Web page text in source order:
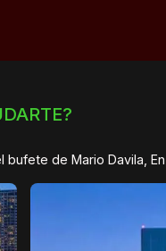
de Mario Davila,